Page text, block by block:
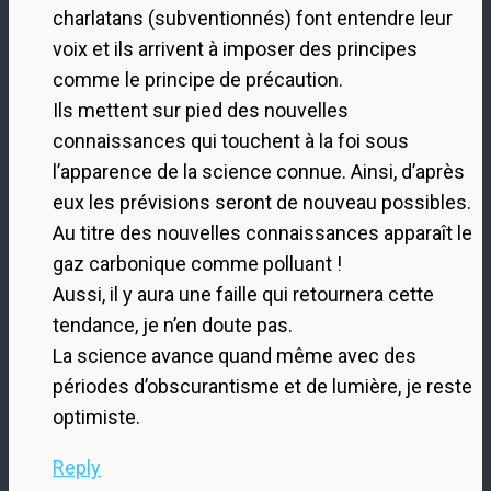
charlatans (subventionnés) font entendre leur
voix et ils arrivent à imposer des principes
comme le principe de précaution.
Ils mettent sur pied des nouvelles
connaissances qui touchent à la foi sous
l’apparence de la science connue. Ainsi, d’après
eux les prévisions seront de nouveau possibles.
Au titre des nouvelles connaissances apparaît le
gaz carbonique comme polluant !
Aussi, il y aura une faille qui retournera cette
tendance, je n’en doute pas.
La science avance quand même avec des
périodes d’obscurantisme et de lumière, je reste
optimiste.
Reply